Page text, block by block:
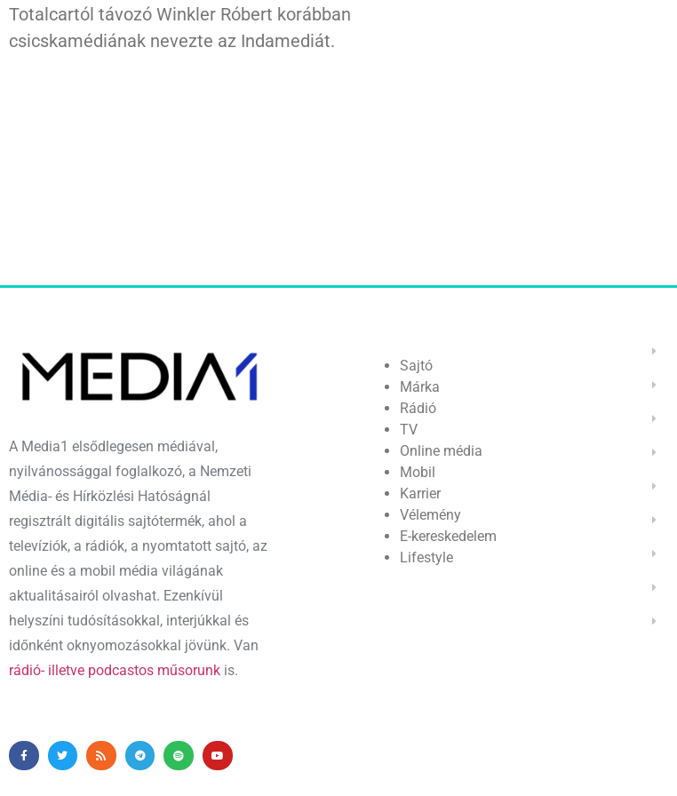
Totalcartól távozó Winkler Róbert korábban
csicskamédiának nevezte az Indamediát.
A Media1 elsődlegesen médiával,
nyilvánossággal foglalkozó, a Nemzeti
Média- és Hírközlési Hatóságnál
regisztrált digitális sajtótermék, ahol a
televíziók, a rádiók, a nyomtatott sajtó, az
online és a mobil média világának
aktualitásairól olvashat. Ezenkívül
helyszíni tudósításokkal, interjúkkal és
időnként oknyomozásokkal jövünk. Van
rádió- illetve podcastos műsorunk is.
Sajtó
Márka
Rádió
TV
Online média
Mobil
Karrier
Vélemény
E-kereskedelem
Lifestyle